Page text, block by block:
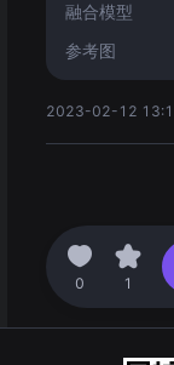
融合模型
参考图
2023-02-12
0 1